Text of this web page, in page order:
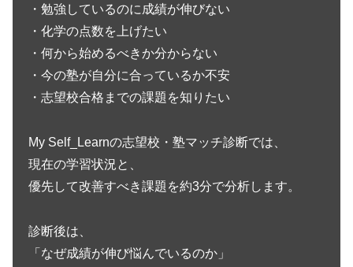
・勉強しているのに成績が伸びない
・化学の点数を上げたい
・何から始めるべきか分からない
・今の塾が自分に合っているか不安
・志望校合格までの課題を知りたい
My Self_Learnの志望校・塾マッチ診断では、
現在の学習状況と、
優先して改善すべき課題を約3分で分析します。
診断後は、
「なぜ成績が伸び悩んでいるのか」